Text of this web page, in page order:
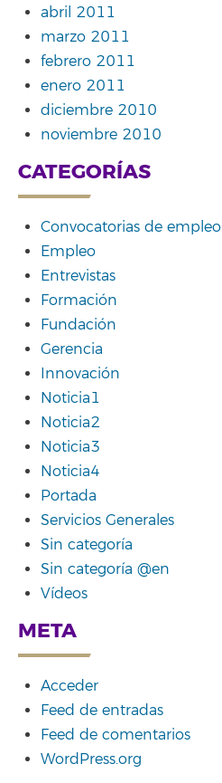
abril 2011
marzo 2011
febrero 2011
enero 2011
diciembre 2010
noviembre 2010
CATEGORÍAS
Convocatorias de empleo
Empleo
Entrevistas
Formación
Fundación
Gerencia
Innovación
Noticia1
Noticia2
Noticia3
Noticia4
Portada
Servicios Generales
Sin categoría
Sin categoría @en
Vídeos
META
Acceder
Feed de entradas
Feed de comentarios
WordPress.org